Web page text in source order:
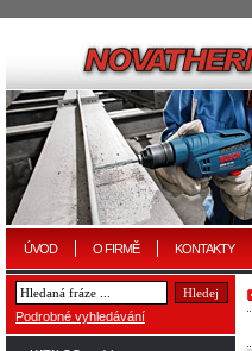
ÚVOD O FIRMĚ KONTAKTY
Podrobné vyhledávání